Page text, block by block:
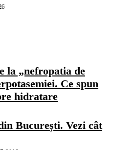
la „nefropatia de
Ce spun
hidratare
București. Vezi cât